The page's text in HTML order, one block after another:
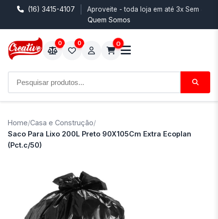
(16) 3415-4107 Aproveite - toda loja em até 3x Sem
Quem Somos
0 0 0
Home/Casa e Construção/
Saco Para Lixo 200L Preto 90X105Cm Extra Ecoplan
(Pct.c/50)